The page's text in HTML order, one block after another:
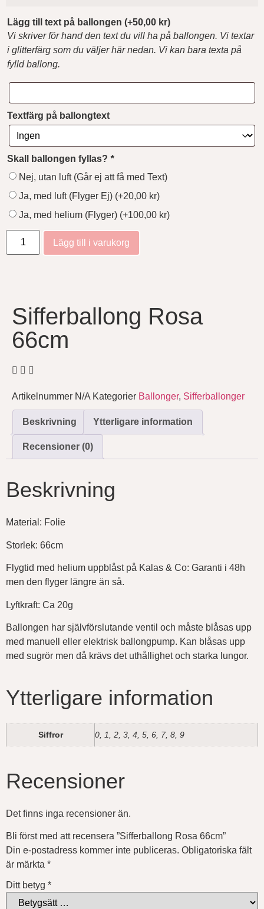
7 69 kr
Lägg till text på ballongen (+50,00 kr)
Vi skriver för hand den text du vill ha på ballongen. Vi textar
i glitterfärg som du väljer här nedan. Vi kan bara texta på
fylld ballong.
Textfärg på ballongtext
Skall ballongen fyllas? *
Nej, utan luft (Går ej att få med Text)
Ja, med luft (Flyger Ej) (+20,00 kr)
Ja, med helium (Flyger) (+100,00 kr)
Lägg till i varukorg
Sifferballong Rosa
66cm
Artikelnummer N/A Kategorier Ballonger, Sifferballonger
Beskrivning Ytterligare information
Recensioner (0)
Beskrivning
Material: Folie
Storlek: 66cm
Flygtid med helium uppblåst på Kalas & Co: Garanti i 48h
men den flyger längre än så.
Lyftkraft: Ca 20g
Ballongen har självförslutande ventil och måste blåsas upp
med manuell eller elektrisk ballongpump. Kan blåsas upp
med sugrör men då krävs det uthållighet och starka lungor.
Ytterligare information
Siffror 0, 1, 2, 3, 4, 5, 6, 7, 8, 9
Recensioner
Det finns inga recensioner än.
Bli först med att recensera ”Sifferballong Rosa 66cm”
Din e-postadress kommer inte publiceras. Obligatoriska fält
är märkta *
Ditt betyg *